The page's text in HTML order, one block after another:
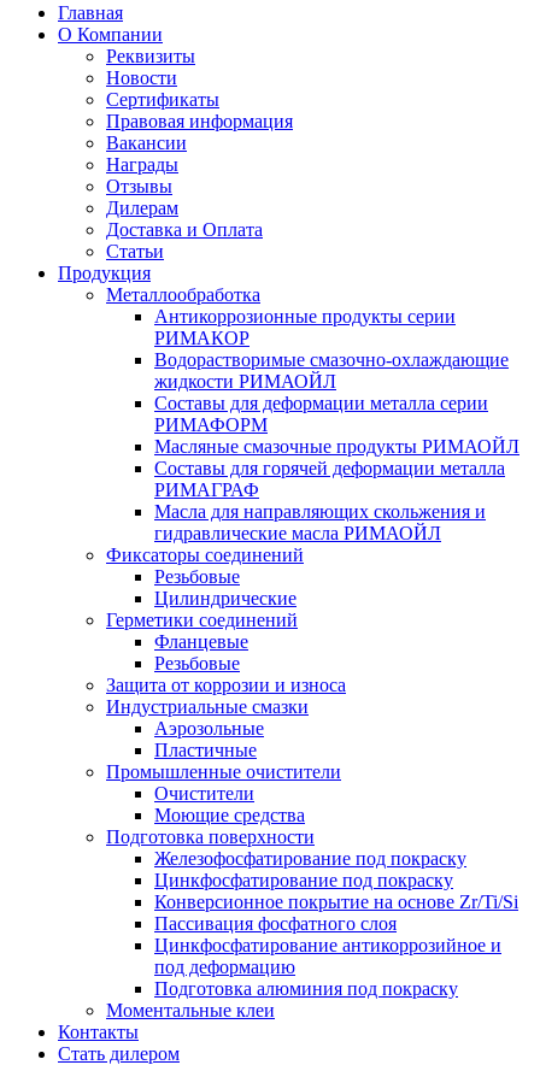
Главная
О Компании
Реквизиты
Новости
Сертификаты
Правовая информация
Вакансии
Награды
Отзывы
Дилерам
Доставка и Оплата
Статьи
Продукция
Металлообработка
Антикоррозионные продукты серии
РИМАКОР
Водорастворимые смазочно-охлаждающие
жидкости РИМАОЙЛ
Составы для деформации металла серии
РИМАФОРМ
Масляные смазочные продукты РИМАОЙЛ
Составы для горячей деформации металла
РИМАГРАФ
Масла для направляющих скольжения и
гидравлические масла РИМАОЙЛ
Фиксаторы соединений
Резьбовые
Цилиндрические
Герметики соединений
Фланцевые
Резьбовые
Защита от коррозии и износа
Индустриальные смазки
Аэрозольные
Пластичные
Промышленные очистители
Очистители
Моющие средства
Подготовка поверхности
Железофосфатирование под покраску
Цинкфосфатирование под покраску
Конверсионное покрытие на основе Zr/Ti/Si
Пассивация фосфатного слоя
Цинкфосфатирование антикоррозийное и
под деформацию
Подготовка алюминия под покраску
Моментальные клеи
Контакты
Стать дилером